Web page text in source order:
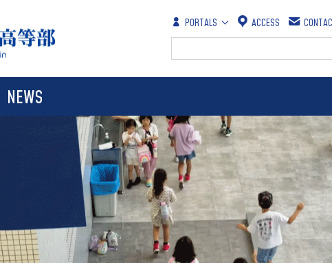
PORTALS
教職員の方
卒業生の方
ACCESS
School Evaluation and Business
Report
学校評価・事業報告
Employment Opportunities
採用情報
Learning Areas
Scholarships
奨学金
Tuition
past entrance examination
questions
入試過去問題
NEWS